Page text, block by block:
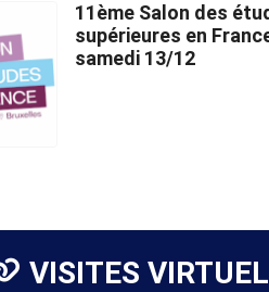
11ème Salon des
supérieures en
samedi 13/12
VISITES